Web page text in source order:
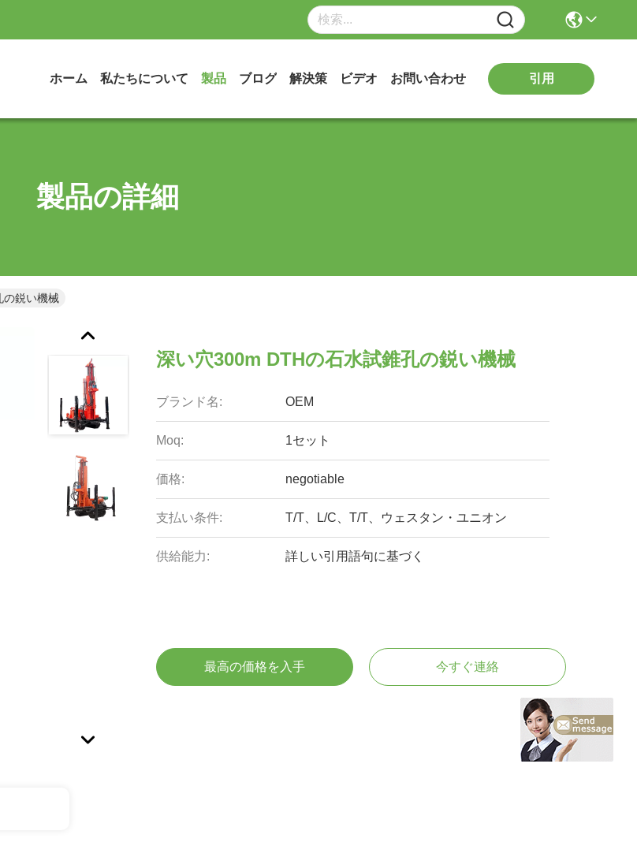
ホーム 私たちについて 製品 ブログ 解決策 ビデオ お問い合わせ 引用
製品の詳細
の鋭い機械
深い穴300m DTHの石水試錐孔の鋭い機械
ブランド名: OEM
Moq: 1セット
価格: negotiable
支払い条件: T/T、L/C、T/T、ウェスタン・ユニオン
供給能力: 詳しい引用語句に基づく
最高の価格を入手 今すぐ連絡